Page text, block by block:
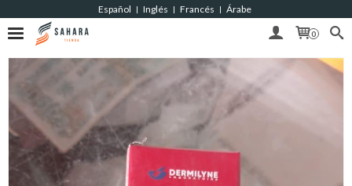
Español | Inglés | Francés | Árabe
0